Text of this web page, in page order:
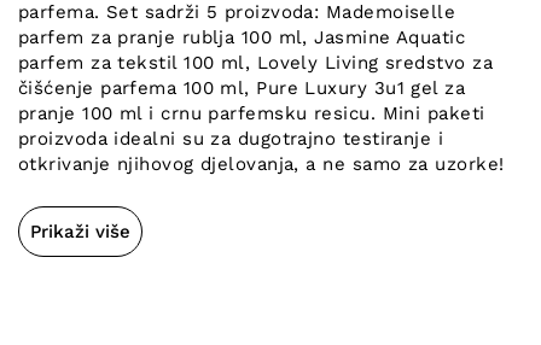
parfema. Set sadrži 5 proizvoda: Mademoiselle
parfem za pranje rublja 100 ml, Jasmine Aquatic
parfem za tekstil 100 ml, Lovely Living sredstvo za
čišćenje parfema 100 ml, Pure Luxury 3u1 gel za
pranje 100 ml i crnu parfemsku resicu. Mini paketi
proizvoda idealni su za dugotrajno testiranje i
otkrivanje njihovog djelovanja, a ne samo za uzorke!
Prikaži više